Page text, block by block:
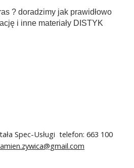
? doradzimy jak prawidłowo
i inne materiały DISTYK
Spec-Usługi telefon: 663 100